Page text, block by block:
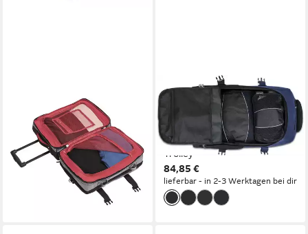
Reisetasche Bogi -
Rollentasche 50cm, 40 Liter,
3,5kg, div. Farben
ab 89,50 € UVP126,50 €
-29%
leider ausverkauft
NORMANI
Reisetasche Reisetasche mit
5 passenden Kleidertaschen
Melano, 2-in-1 - Rucksack und
Trolley
84,85 €
lieferbar - in 2-3 Werktagen bei dir